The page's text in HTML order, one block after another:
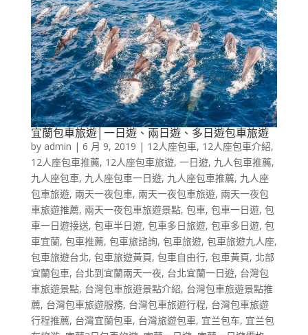
宜蘭包車旅遊│一日遊、兩日遊、多日遊包車旅遊
by admin | 6 月 9, 2019 | 12人座包車, 12人座包車介紹,
12人座包車推薦, 12人座包車旅遊, 一日遊, 九人包車推薦,
九人座包車, 九人座包車一日遊, 九人座包車推薦, 九人座
包車旅遊, 兩天一夜包車, 兩天一夜包車旅遊, 兩天一夜包
車旅遊推薦, 兩天一夜包車旅遊景點, 包車, 包車一日遊, 包
車一日遊接送, 包車半日遊, 包車多日旅遊, 包車多日遊, 包
車宜蘭, 包車推薦, 包車旅諮詢, 包車旅遊, 包車旅遊九人座,
包車旅遊台北, 包車旅遊黃頁, 包車自由行, 包車黃頁, 北部
宜蘭包車, 台北到宜蘭兩天一夜, 台北宜蘭一日遊, 台灣包
車旅遊景點, 台灣包車旅遊景點介紹, 台灣包車旅遊景點推
薦, 台灣包車旅遊服務, 台灣包車旅遊行程, 台灣包車旅遊
行程推薦, 台灣宜蘭包車, 台灣旅遊包車, 宜兰包车, 宜兰包